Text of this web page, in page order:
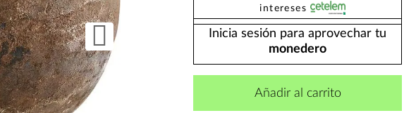
intereses
Inicia sesión para aprovechar tu
monedero
Añadir al carrito